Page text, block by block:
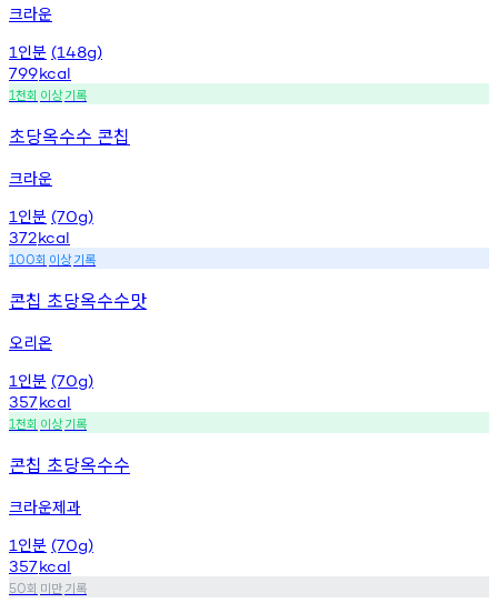
크라운
1 인분 (148g)
799kcal
1천회 이상기록
초당옥수수 콘칩
크라운
1 인분 (70g)
372kcal
100회 이상기록
콘칩 초당옥수수맛
오리온
1 인분 (70g)
357kcal
1천회 이상기록
콘칩 초당옥수수
크라운제과
1 인분 (70g)
357kcal
50회 미만기록